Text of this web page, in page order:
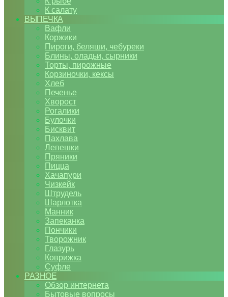
К салату
ВЫПЕЧКА
Вафли
Коржики
Пироги, беляши, чебуреки
Блины, оладьи, сырники
Торты, пирожные
Корзиночки, кексы
Хлеб
Печенье
Хворост
Рогалики
Булочки
Бисквит
Пахлава
Лепешки
Пряники
Пицца
Хачапури
Чизкейк
Штрудель
Шарлотка
Манник
Запеканка
Пончики
Творожник
Глазурь
Коврижка
Суфле
РАЗНОЕ
Обзор интернета
Бытовые вопросы